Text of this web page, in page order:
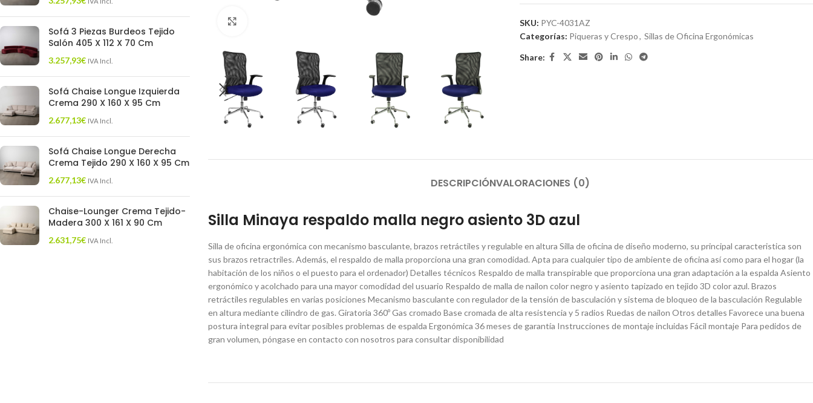
Sofá 3 Piezas Burdeos Tejido
Salón 405 X 112 X 70 Cm
3.257,93€ IVA Incl.
Sofá Chaise Longue Izquierda
Crema 290 X 160 X 95 Cm
2.677,13€ IVA Incl.
Sofá Chaise Longue Derecha
Crema Tejido 290 X 160 X 95 Cm
2.677,13€ IVA Incl.
Chaise-Lounger Crema Tejido-
Madera 300 X 161 X 90 Cm
2.631,75€ IVA Incl.
SKU: PYC-4031AZ
Categorías: Piqueras y Crespo, Sillas de Oficina Ergonómicas
Share:
DESCRIPCIÓNVALORACIONES (0)
Silla Minaya respaldo malla negro asiento 3D azul
Silla de oficina ergonómica con mecanismo basculante, brazos retráctiles y regulable en altura Silla de oficina de diseño moderno, su principal caracteristica son
sus brazos retractriles. Además, el respaldo de malla proporciona una gran comodidad. Apta para cualquier tipo de ambiente de oficina así como para el hogar (la
habitación de los niños o el puesto para el ordenador) Detalles técnicos Respaldo de malla transpirable que proporciona una gran adaptación a la espalda Asiento
ergonómico y acolchado para una mayor comodidad del usuario Respaldo de malla de nailon color negro y asiento tapizado en tejido 3D color azul. Brazos
retráctiles regulables en varias posiciones Mecanismo basculante con regulador de la tensión de basculación y sistema de bloqueo de la basculación Regulable
en altura mediante cilindro de gas. Giratoria 360º Gas cromado Base cromada de alta resistencia y 5 radios Ruedas de nailon Otros detalles Favorece una buena
postura integral para evitar posibles problemas de espalda Ergonómica 36 meses de garantía Instrucciones de montaje incluidas Fácil montaje Para pedidos de
gran volumen, póngase en contacto con nosotros para consultar disponibilidad